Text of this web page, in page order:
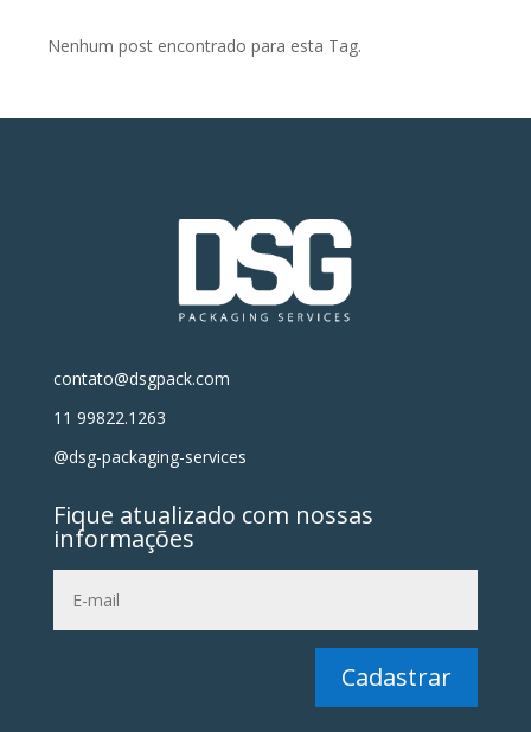
Nenhum post encontrado para esta Tag.
contato@dsgpack.com
11 99822.1263
@dsg-packaging-services
Fique atualizado com nossas
informações
Cadastrar